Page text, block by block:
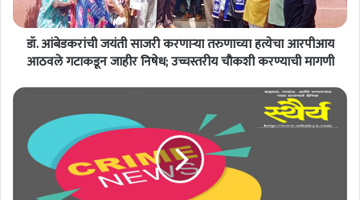
ची
ज
ज
डॉ. आंबेडकरांची जयंती साजरी करणार्‍या तरुणाच्या हत्येचा आरपीआय
आठवले गटाकडून जाहीर निषेध; उच्चस्तरीय चौकशी करण्याची मागणी
वि